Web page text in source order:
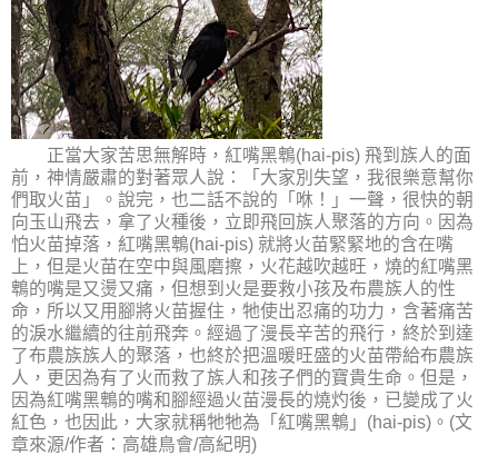
正當大家苦思無解時，紅嘴黑鵯(hai-pis) 飛到族人的面
前，神情嚴肅的對著眾人說：「大家別失望，我很樂意幫你
們取火苗」。說完，也二話不說的「咻！」一聲，很快的朝
向玉山飛去，拿了火種後，立即飛回族人聚落的方向。因為
怕火苗掉落，紅嘴黑鵯(hai-pis) 就將火苗緊緊地的含在嘴
上，但是火苗在空中與風磨擦，火花越吹越旺，燒的紅嘴黑
鵯的嘴是又燙又痛，但想到火是要救小孩及布農族人的性
命，所以又用腳將火苗握住，牠使出忍痛的功力，含著痛苦
的淚水繼續的往前飛奔。經過了漫長辛苦的飛行，終於到達
了布農族族人的聚落，也終於把溫暖旺盛的火苗帶給布農族
人，更因為有了火而救了族人和孩子們的寶貴生命。但是，
因為紅嘴黑鵯的嘴和腳經過火苗漫長的燒灼後，已變成了火
紅色，也因此，大家就稱牠牠為「紅嘴黑鵯」(hai-pis)。(文
章來源/作者：高雄鳥會/高紀明)